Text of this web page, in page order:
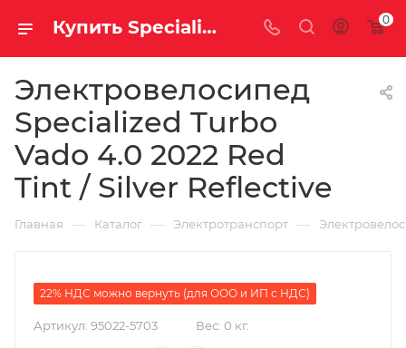
Купить Specialized Turbo Vado 4.0 2022 Red Tint / Silver Reflective за рублей, а со скидкой 507 100 руб. 0
Электровелосипед
Specialized Turbo
Vado 4.0 2022 Red
Tint / Silver Reflective
Главная — Каталог — Электротранспорт —
22% НДС можно вернуть (для ООО и ИП с НДС)
Артикул: 95022-5703 Вес: 0 кг.